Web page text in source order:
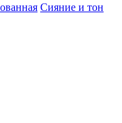
Сияние и тон